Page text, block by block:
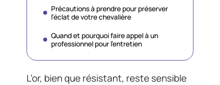
Précautions à prendre pour préserver
l’éclat de votre chevalière
Quand et pourquoi faire appel à un
professionnel pour l’entretien
L’or, bien que résistant, reste sensible